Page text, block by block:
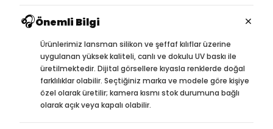
🎧Önemli Bilgi ×
Ürünlerimiz lansman silikon ve şeffaf kılıflar üzerine
uygulanan yüksek kaliteli, canlı ve dokulu UV baskı ile
üretilmektedir. Dijital görsellere kıyasla renklerde doğal
farklılıklar olabilir. Seçtiğiniz marka ve modele göre kişiye
özel olarak üretilir; kamera kısmı stok durumuna bağlı
olarak açık veya kapalı olabilir.